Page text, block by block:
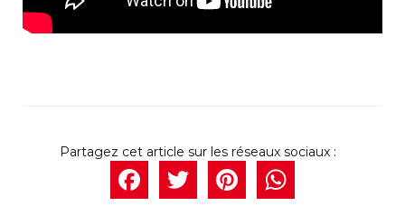
Facebook
Twitter